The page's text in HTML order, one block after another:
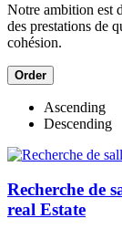
Notre ambition est
des prestations de
cohésion.
Order
Ascending
Descending
Recherche de
real Estate